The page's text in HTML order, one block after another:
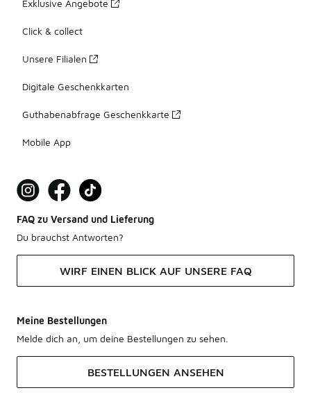
Exklusive Angebote
Click & collect
Unsere Filialen
Digitale Geschenkkarten
Guthabenabfrage Geschenkkarte
Mobile App
FAQ zu Versand und Lieferung
Du brauchst Antworten?
WIRF EINEN BLICK AUF UNSERE FAQ
Meine Bestellungen
Melde dich an, um deine Bestellungen zu sehen.
BESTELLUNGEN ANSEHEN